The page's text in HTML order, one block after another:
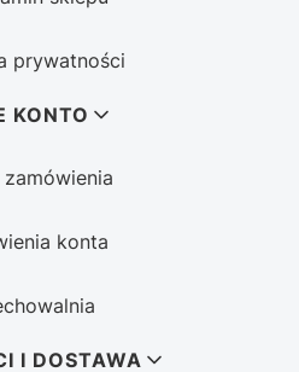
prywatności
KONTO
konta
I DOSTAWA